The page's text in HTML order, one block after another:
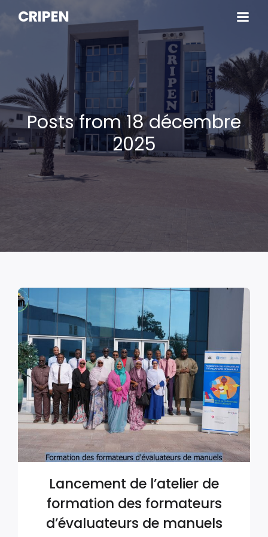
CRIPEN
Posts from 18 décembre
2025
Lancement de l’atelier de
formation des formateurs
d’évaluateurs de manuels